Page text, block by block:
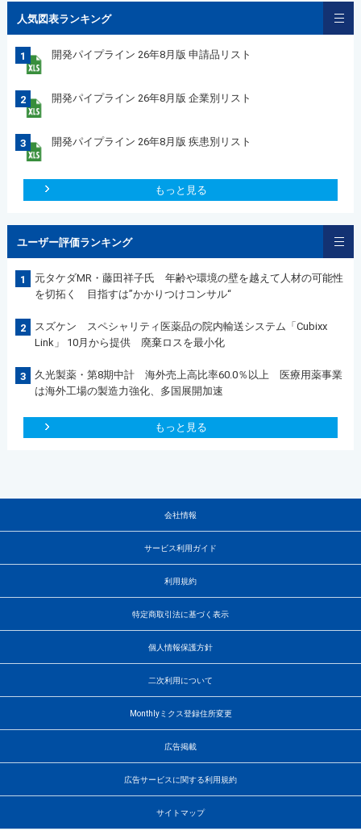
人気図表ランキング
1 開発パイプライン 26年8月版 申請品リスト
2 開発パイプライン 26年8月版 企業別リスト
3 開発パイプライン 26年8月版 疾患別リスト
もっと見る
ユーザー評価ランキング
1
元タケダMR・藤田祥子氏 年齢や環境の壁を越えて人材の可能性
を切拓く 目指すは”かかりつけコンサル“
2
スズケン スペシャリティ医薬品の院内輸送システム「Cubixx
Link」 10月から提供 廃棄ロスを最小化
3
久光製薬・第8期中計 海外売上高比率60.0％以上 医療用薬事業
は海外工場の製造力強化、多国展開加速
もっと見る
会社情報
サービス利用ガイド
利用規約
特定商取引法に基づく表示
個人情報保護方針
二次利用について
Monthlyミクス登録住所変更
広告掲載
広告サービスに関する利用規約
サイトマップ